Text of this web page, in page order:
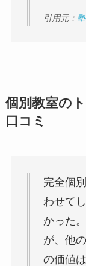
引用元：
個別教室の
口コミ
完全個
わせて
かった
が、他
の価値